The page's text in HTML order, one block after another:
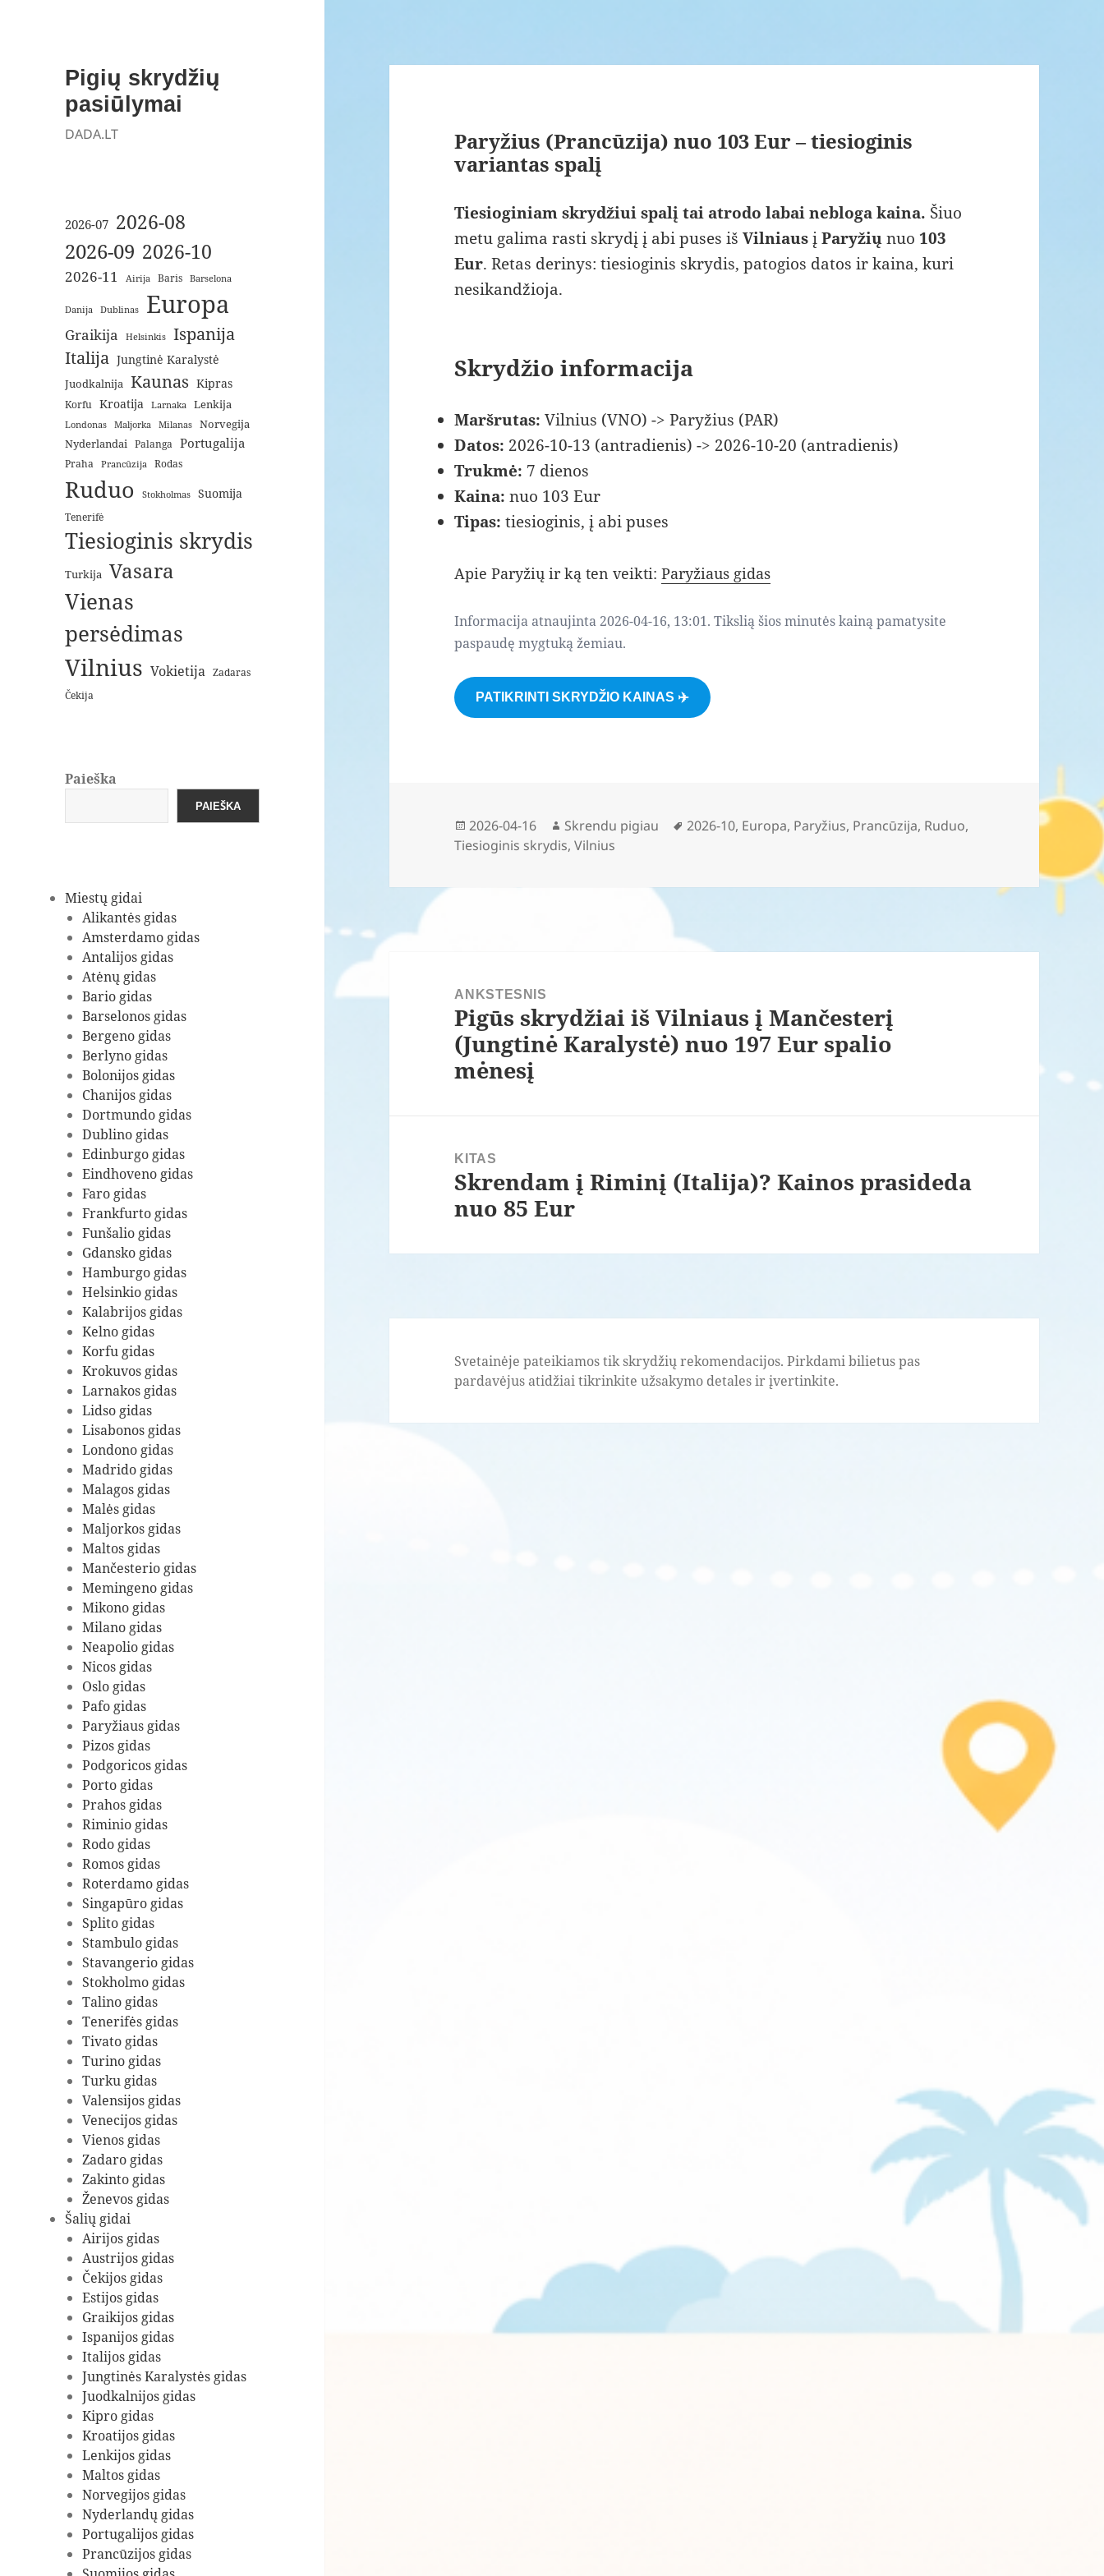
Pigių skrydžių
pasiūlymai
DADA.LT
2026-07 2026-08
2026-09 2026-10
2026-11 Airija Baris Barselona
Danija Dublinas Europa
Graikija Helsinkis
Ispanija
Italija Jungtinė Karalystė
Juodkalnija Kaunas Kipras
Korfu Kroatija Larnaka Lenkija
Londonas Maljorka Milanas
Norvegija
Nyderlandai Palanga Portugalija
Praha Prancūzija Rodas
Ruduo Stokholmas Suomija
Tenerifė
Tiesioginis skrydis
Turkija Vasara
Vienas
persėdimas
Vilnius Vokietija Zadaras
Čekija
Paieška
PAIEŠKA
Miestų gidai
Alikantės gidas
Amsterdamo gidas
Antalijos gidas
Atėnų gidas
Bario gidas
Barselonos gidas
Bergeno gidas
Berlyno gidas
Bolonijos gidas
Chanijos gidas
Dortmundo gidas
Dublino gidas
Edinburgo gidas
Eindhoveno gidas
Faro gidas
Frankfurto gidas
Funšalio gidas
Gdansko gidas
Hamburgo gidas
Helsinkio gidas
Kalabrijos gidas
Kelno gidas
Korfu gidas
Krokuvos gidas
Larnakos gidas
Lidso gidas
Lisabonos gidas
Londono gidas
Madrido gidas
Malagos gidas
Malės gidas
Maljorkos gidas
Maltos gidas
Mančesterio gidas
Memingeno gidas
Mikono gidas
Milano gidas
Neapolio gidas
Nicos gidas
Oslo gidas
Pafo gidas
Paryžiaus gidas
Pizos gidas
Podgoricos gidas
Porto gidas
Prahos gidas
Riminio gidas
Rodo gidas
Romos gidas
Roterdamo gidas
Singapūro gidas
Splito gidas
Stambulo gidas
Stavangerio gidas
Stokholmo gidas
Talino gidas
Tenerifės gidas
Tivato gidas
Turino gidas
Turku gidas
Valensijos gidas
Venecijos gidas
Vienos gidas
Zadaro gidas
Zakinto gidas
Ženevos gidas
Šalių gidai
Airijos gidas
Austrijos gidas
Čekijos gidas
Estijos gidas
Graikijos gidas
Ispanijos gidas
Italijos gidas
Jungtinės Karalystės gidas
Juodkalnijos gidas
Kipro gidas
Kroatijos gidas
Lenkijos gidas
Maltos gidas
Norvegijos gidas
Nyderlandų gidas
Portugalijos gidas
Prancūzijos gidas
Paryžius (Prancūzija) nuo 103 Eur – tiesioginis
variantas spalį
Tiesioginiam skrydžiui spalį tai atrodo labai nebloga kaina. Šiuo
metu galima rasti skrydį į abi puses išVilniausįParyžiųnuo 103
Eur. Retas derinys: tiesioginis skrydis, patogios datos ir kaina, kuri
nesikandžioja.
Skrydžio informacija
Maršrutas: Vilnius (VNO) -> Paryžius (PAR)
Datos: 2026-10-13 (antradienis) -> 2026-10-20 (antradienis)
Trukmė: 7 dienos
Kaina: nuo 103 Eur
Tipas: tiesioginis, į abi puses
Apie Paryžių ir ką ten veikti:Paryžiaus gidas
Informacija atnaujinta 2026-04-16, 13:01. Tikslią šios minutės kainą pamatysite
paspaudę mygtuką žemiau.
PATIKRINTI SKRYDŽIO KAINAS ✈️
Paskelbta
2026-04-16 Autorius
Skrendu pigiau Žymos
2026-10, Europa, Paryžius, Prancūzija, Ruduo,
Tiesioginis skrydis,Vilnius
ANKSTESNIS
Ankstesnis
įrašas:
Pigūs skrydžiai iš Vilniaus į Mančesterį
(Jungtinė Karalystė) nuo 197 Eur spalio
mėnesį
KITAS
Paskesnis
įrašas:
Skrendam į Riminį (Italija)? Kainos prasideda
nuo 85 Eur
Svetainėje pateikiamos tik skrydžių rekomendacijos. Pirkdami bilietus pas
pardavėjus atidžiai tikrinkite užsakymo detales ir įvertinkite.